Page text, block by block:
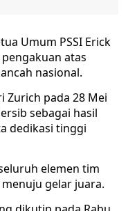
Umum PSSI Erick
atas
nasional.
Zurich pada 28 Mei
sebagai hasil
dedikasi tinggi
elemen tim
gelar juara.